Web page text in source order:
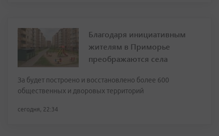
Благодаря инициативным
жителям в Приморье
преображаются села
За будет построено и восстановлено более 600
общественных и дворовых территорий
сегодня, 22:34